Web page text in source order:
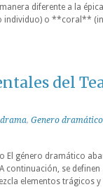
diferente a la
o **coral**
del
drama, Genero dramático
El género dramático
continuación, se
elementos trágicos